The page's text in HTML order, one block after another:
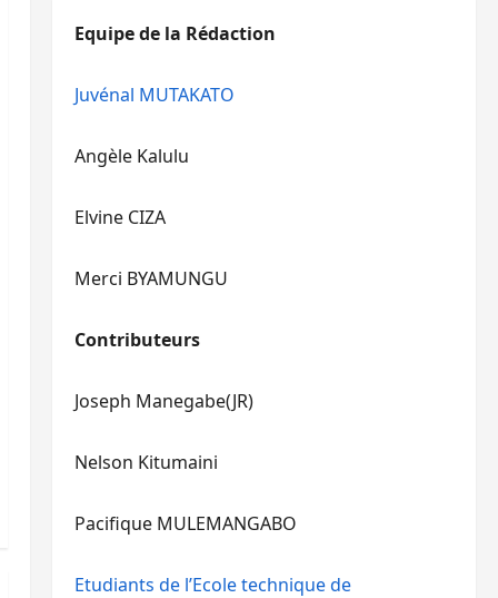
Equipe de la Rédaction
Juvénal MUTAKATO
Angèle Kalulu
Elvine CIZA
Merci BYAMUNGU
Contributeurs
Joseph Manegabe(JR)
Nelson Kitumaini
Pacifique MULEMANGABO
Etudiants de l’Ecole technique de